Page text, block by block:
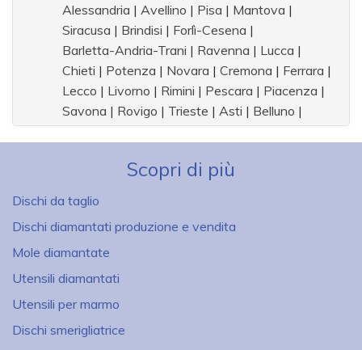
Alessandria | Avellino | Pisa | Mantova |
Siracusa | Brindisi | Forlì-Cesena |
Barletta-Andria-Trani | Ravenna | Lucca |
Chieti | Potenza | Novara | Cremona | Ferrara |
Lecco | Livorno | Rimini | Pescara | Piacenza |
Savona | Rovigo | Trieste | Asti | Belluno |
Aosta|
Scopri di più
Dischi da taglio
Dischi diamantati produzione e vendita
Mole diamantate
Utensili diamantati
Utensili per marmo
Dischi smerigliatrice